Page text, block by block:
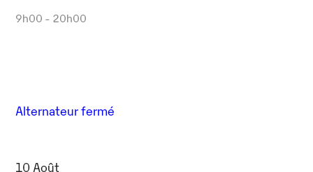
9h00 - 20h00
Alternateur fermé
10 Août